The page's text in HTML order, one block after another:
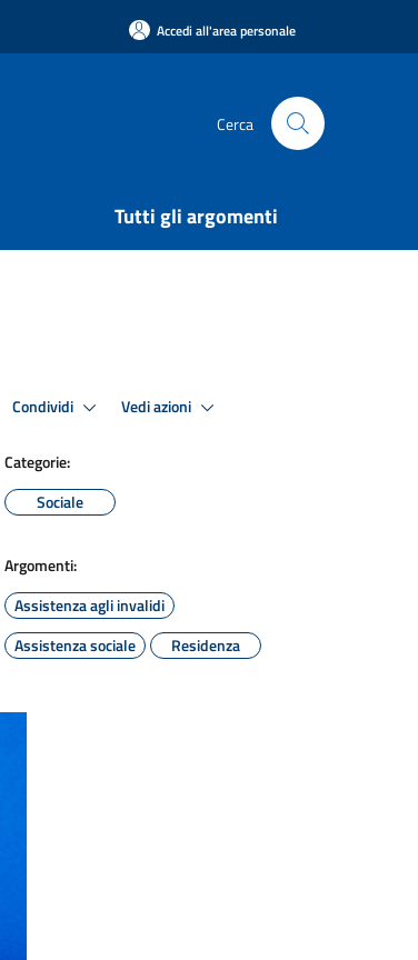
Accedi all'area personale
Cerca
Tutti gli argomenti
Condividi Vedi azioni
Categorie:
Sociale
Argomenti:
Assistenza agli invalidi
Assistenza sociale
Residenza